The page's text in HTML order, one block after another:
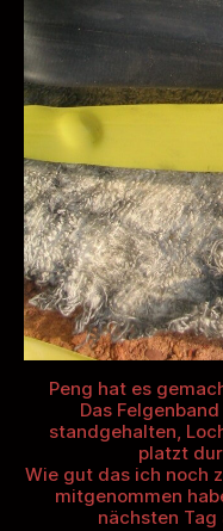
Peng hat es
Das
standgehalten,
platzt
Wie gut das ich noch
mitgenommen
nächsten